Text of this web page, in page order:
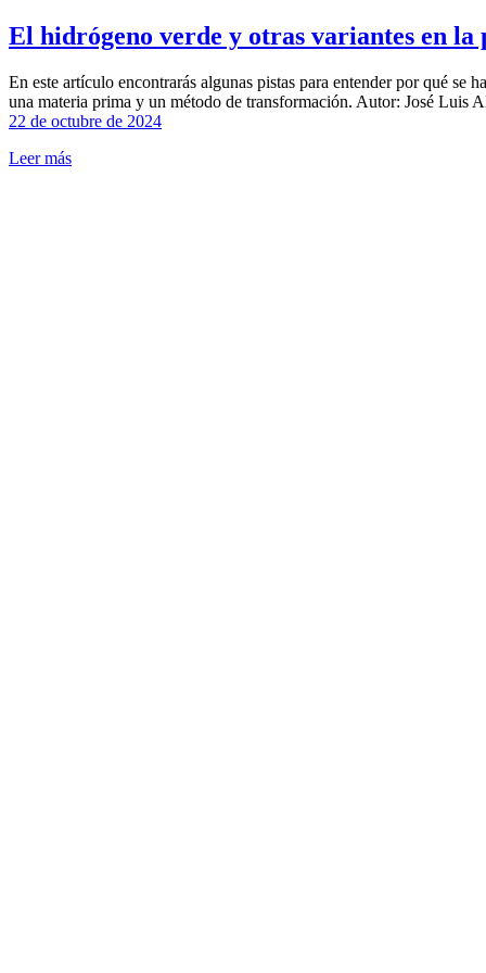
El hidrógeno verde y otras variantes en la
En este artículo encontrarás algunas pistas para entender por qué
una materia prima y un método de transformación. Autor: José
22 de octubre de 2024
Leer más